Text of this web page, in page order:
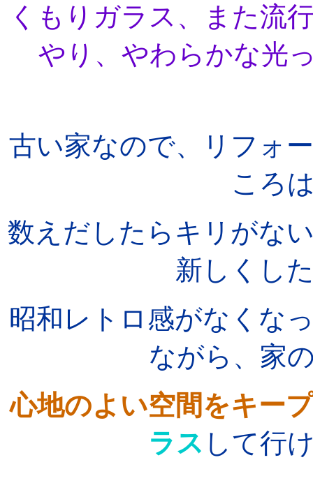
くもりガラス、また流
やり、やわらかな光
古い家なので、リフォ
ころ
数えだしたらキリがな
新しくし
昭和レトロ感がなくな
ながら、家
心地のよい空間をキープ
ラス して行